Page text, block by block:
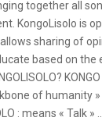
together all
KongoLisolo is
sharing of
based on the
of humanity
: means « Talk »